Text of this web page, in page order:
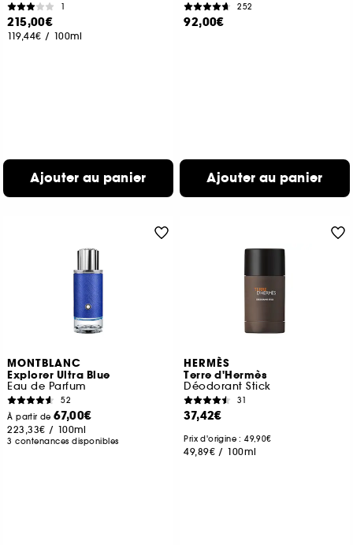
1
215,00€
119,44€ / 100ml
Ajouter au panier
252
92,00€
Ajouter au panier
MONTBLANC
Explorer Ultra Blue
Eau de Parfum
52
À partir de67,00€
223,33€ / 100ml
3 contenances disponibles
HERMÈS
Terre d'Hermès
Déodorant Stick
31
37,42€
Prix d'origine : 49,90€
49,89€ / 100ml